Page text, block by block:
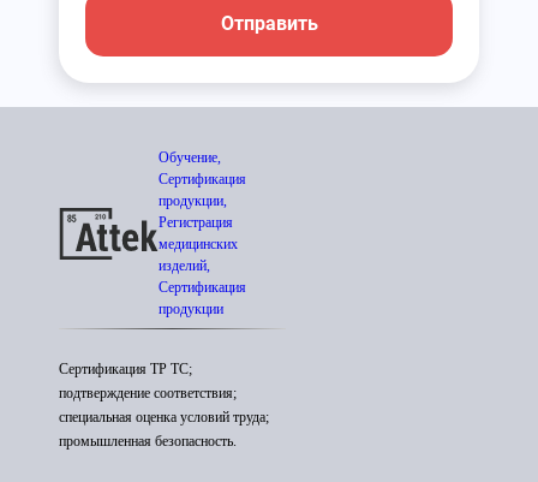
Отправить
Обучение,
Сертификация
продукции,
Регистрация
медицинских
изделий,
Сертификация
продукции
Сертификация ТР ТС;
подтверждение соответствия;
специальная оценка условий труда;
промышленная безопасность.